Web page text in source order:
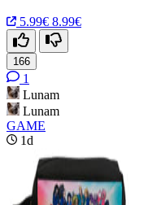
5.99€ 8.99€
166
1
Lunam
Lunam
GAME
1d